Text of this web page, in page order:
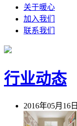
关于暖心
加入我们
联系我们
行业动态
2016年05月16日